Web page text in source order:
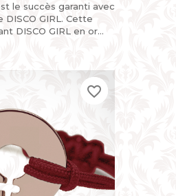
le succès garanti avec
GIRL. Cette
DISCO GIRL en or
favorite_border
favorite_border
favorite_border